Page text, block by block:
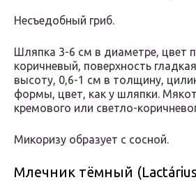
Несъедобный гриб.
Шляпка 3-6 см в диаметре, цвет
коричневый, поверхность
высоту, 0,6-1 см в толщину,
формы, цвет, как у шляпки.
кремового или светло-
Микоризу образует с сосной.
Млечник тёмный